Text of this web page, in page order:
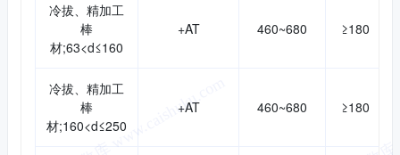
冷拔、精加工
棒
材;63<d≤160
+AT 460~680 ≥180
冷拔、精加工
棒
材;160<d≤250
+AT 460~680 ≥180